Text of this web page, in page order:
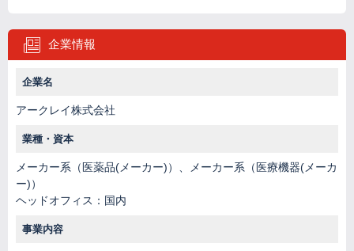
企業情報
企業名
アークレイ株式会社
業種・資本
メーカー系（医薬品(メーカー)）、メーカー系（医療機器(メーカ
ー)）
ヘッドオフィス：国内
事業内容